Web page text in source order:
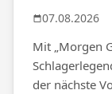
07.08.2026
Mit „Morgen
der nächste